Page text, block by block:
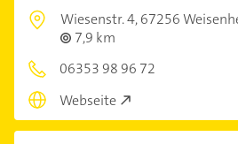
Wiesenstr. 4,67256
7,9 km
06353 98 96 72
Webseite